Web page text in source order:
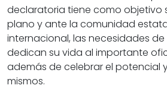
declaratoria tiene como objetivo
plano y ante la comunidad
internacional, las necesidades
dedican su vida al importante
además de celebrar el potencial
mismos.